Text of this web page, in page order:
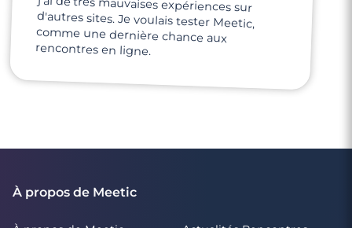
rencontres en ligne.
À propos de Meetic